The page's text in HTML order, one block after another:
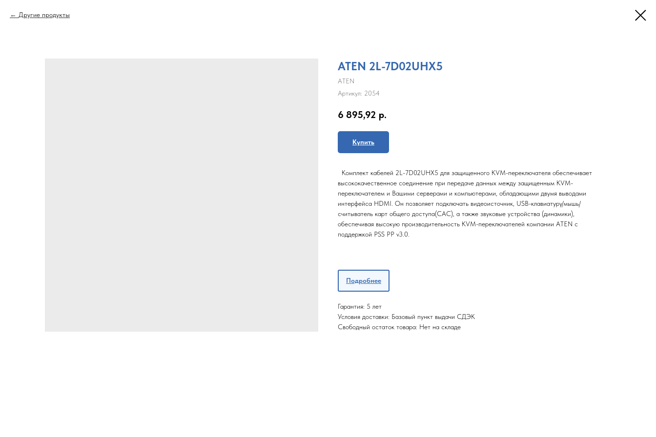
Другие продукты
ATEN 2L-7D02UHX5
ATEN
Артикул: 2054
6 895,92 р.
Купить
Комплект кабелей 2L-7D02UHX5 для защищенного KVM-переключателя обеспечивает
высококачественное соединение при передаче данных между защищенным KVM-
переключателем и Вашими серверами и компьютерами, обладающими двумя выводами
интерфейса HDMI. Он позволяет подключать видеоисточник, USB-клавиатуру/мышь/
считыватель карт общего доступа(CAC), а также звуковые устройства (динамики),
обеспечивая высокую производительность KVM-переключателей компании ATEN с
поддержкой PSS PP v3.0.
Подробнее
Гарантия: 5 лет
Условия доставки: Базовый пункт выдачи СДЭК
Свободный остаток товара: Нет на складе